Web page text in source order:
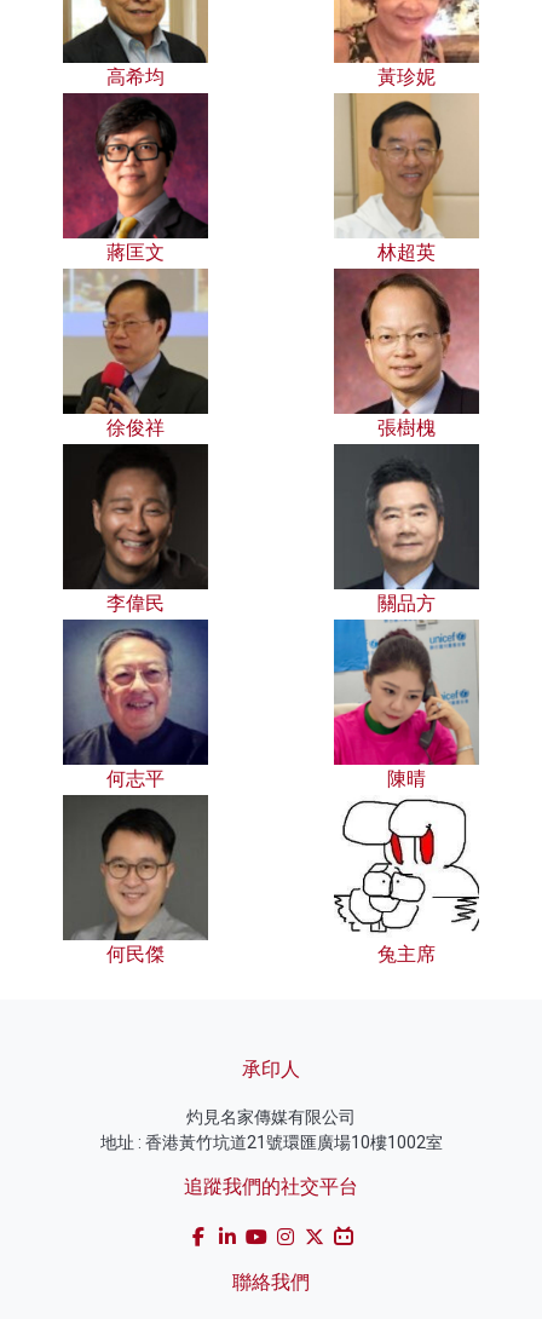
高希均 黃珍妮
蔣匡文 林超英
徐俊祥 張樹槐
李偉民 關品方
何志平 陳晴
何民傑 兔主席
承印人
灼見名家傳媒有限公司
地址 : 香港黃竹坑道21號環匯廣場10樓1002室
追蹤我們的社交平台
聯絡我們